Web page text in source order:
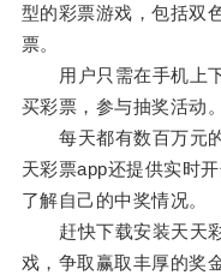
型的彩票游戏，包括双
票。
用户只需在手机上下
买彩票，参与抽奖活动。
每天都有数百万元的
天彩票app还提供实时
了解自己的中奖情况。
赶快下载安装天天彩
戏，争取赢取丰厚的奖